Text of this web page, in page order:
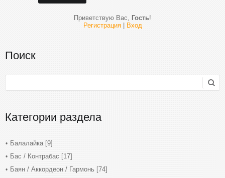
Приветствую Вас, Гость!
Регистрация| Вход
Поиск
Категории раздела
Балалайка [9]
Бас / Контрабас [17]
Баян / Аккордеон / Гармонь [74]